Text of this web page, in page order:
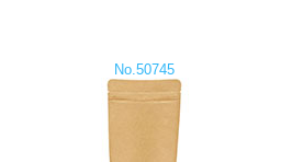
No.50745